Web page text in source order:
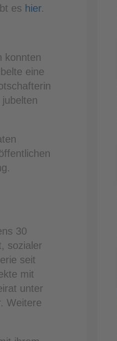
es hier.
konnten
eine
30
sozialer
seit
mit
unter
Weitere